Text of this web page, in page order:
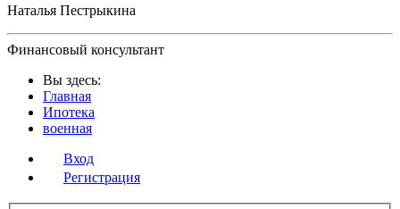
Наталья Пестрыкина
Финансовый консультант
Вы здесь:
Главная
Ипотека
военная
Вход
Регистрация